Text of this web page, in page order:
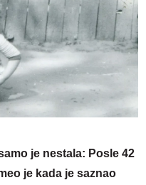
je nestala: Posle 42
je kada je saznao